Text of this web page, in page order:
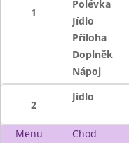
1
Polévka
Jídlo
Příloha
Doplněk
Nápoj
2
Jídlo
Menu Chod